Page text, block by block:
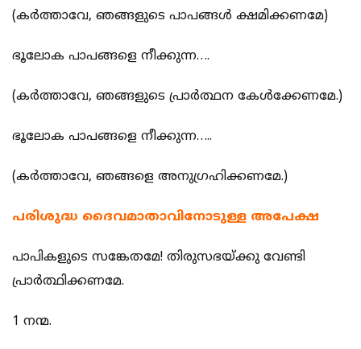
(കര്‍ത്താവേ, ഞങ്ങളുടെ പാപങ്ങള്‍ ക്ഷമിക്കണമേ)
ഭൂലോക പാപങ്ങളെ നീക്കുന്ന….
(കര്‍ത്താവേ, ഞങ്ങളുടെ പ്രാര്‍ത്ഥന കേള്‍ക്കേണമേ.)
ഭൂലോക പാപങ്ങളെ നീക്കുന്ന…..
(കര്‍ത്താവേ, ഞങ്ങളെ അനുഗ്രഹിക്കണമേ.)
പരിശുദ്ധ ദൈവമാതാവിനോടുള്ള അപേക്ഷ
പാപികളുടെ സങ്കേതമേ! തിരുസഭയ്ക്കു വേണ്ടി
പ്രാര്‍ത്ഥിക്കണമേ.
1 നന്മ.